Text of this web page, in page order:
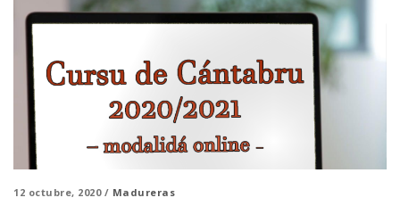
12 octubre, 2020 / Madureras